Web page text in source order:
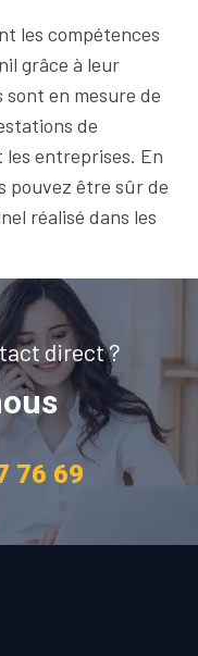
les compétences
grâce à leur
en mesure de
de
entreprises. En
pouvez être sûr de
réalisé dans les
direct ?
76 69